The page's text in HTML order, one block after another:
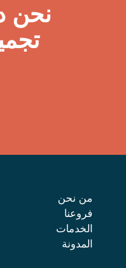
نحن
من نحن
فروعنا
الخدمات
المدونة